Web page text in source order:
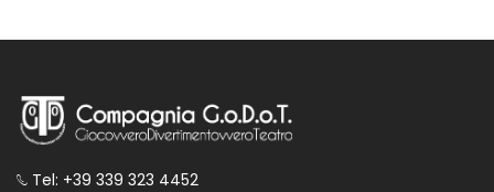
Tel: +39 339 323 4452